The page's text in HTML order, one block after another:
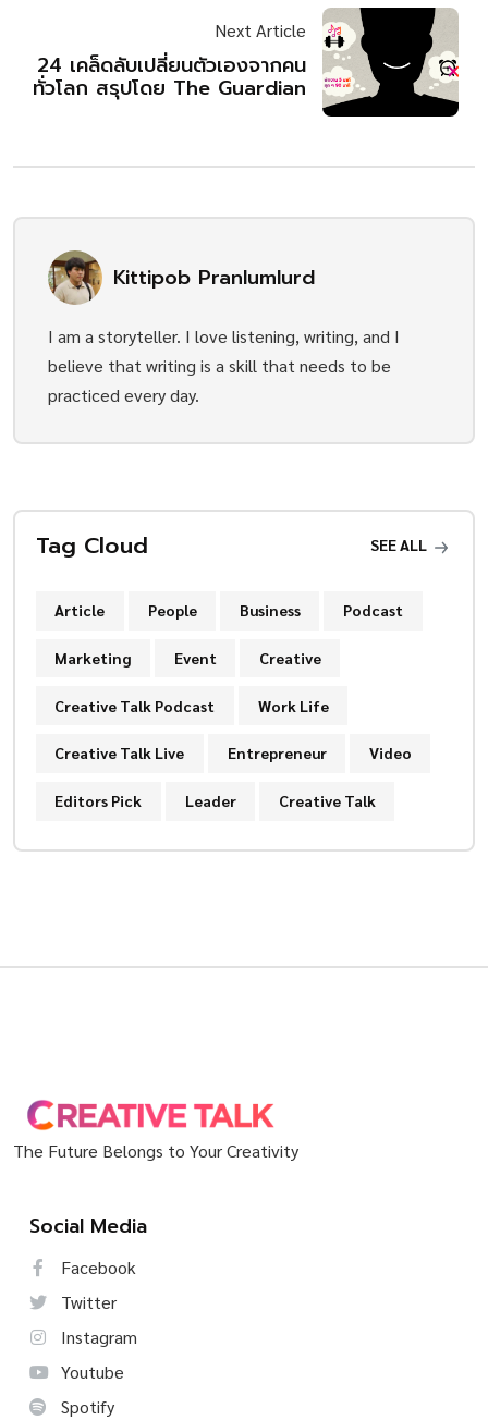
Next Article
24 เคล็ดลับเปลี่ยนตัวเองจากคน
ทั่วโลก สรุปโดย The Guardian
Kittipob Pranlumlurd
I am a storyteller. I love listening, writing, and I
believe that writing is a skill that needs to be
practiced every day.
Tag Cloud SEE ALL
Article People Business Podcast
Marketing Event Creative
Creative Talk Podcast Work Life
Creative Talk Live Entrepreneur Video
Editors Pick Leader Creative Talk
The Future Belongs to Your Creativity
Social Media
Facebook
Twitter
Instagram
Youtube
Spotify